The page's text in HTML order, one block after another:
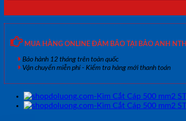
MUA HÀNG ONLINE ĐẢM BẢO TẠI BẢO ANH NTH
Bảo hành 12 tháng trên toàn quốc
Vận chuyển miễn phí - Kiểm tra hàng mới thanh toán